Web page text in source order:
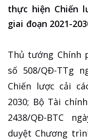
thực hiện Chiến
giai đoạn 2021-
Thủ tướng Chính
số 508/QĐ-TTg
Chiến lược cải
2030; Bộ Tài
2438/QĐ-BTC
duyệt Chương